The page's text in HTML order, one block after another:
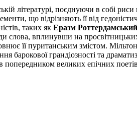
літературі, поєднуючи в собі
що відрізняють її від
таких як Еразм Роттердамський
слова, вплинувши на
її пуританським змістом.
барокової грандіозності та
великих епічних